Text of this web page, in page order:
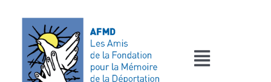
contenu
Toggle